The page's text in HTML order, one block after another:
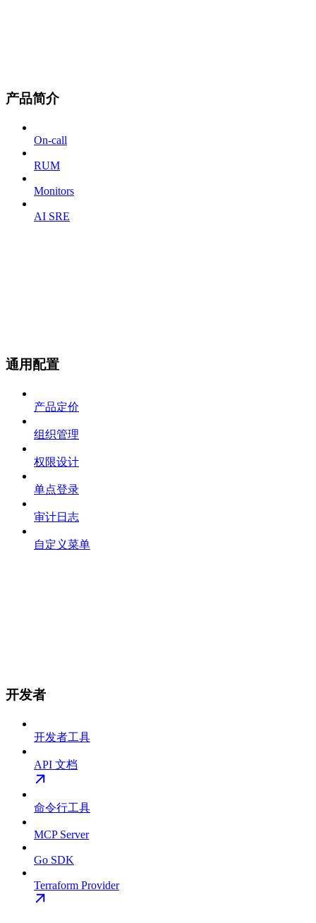
产品简介
On-call
RUM
Monitors
AI SRE
通用配置
产品定价
组织管理
权限设计
单点登录
审计日志
自定义菜单
开发者
开发者工具
API 文档
命令行工具
MCP Server
Go SDK
Terraform Provider